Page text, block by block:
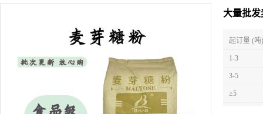
大量批
起订量 (吨)
1-3
3-5
≥5